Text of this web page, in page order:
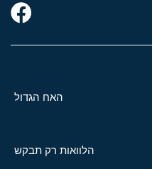
האח הגדול
הלוואות רק תבקש